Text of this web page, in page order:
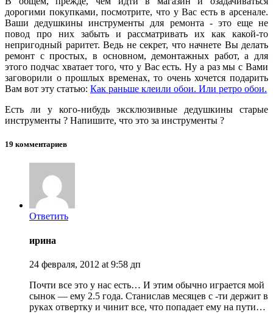
дорогими покупками, посмотрите, что у Вас есть в арсенале.
Ваши дедушкины инструменты для ремонта - это еще не
повод про них забыть и рассматривать их как какой-то
непригодный раритет. Ведь не секрет, что начнете Вы делать
ремонт с простых, в основном, демонтажных работ, а для
этого подчас хватает того, что у Вас есть. Ну а раз мы с Вами
заговорили о прошлых временах, то очень хочется подарить
Вам вот эту статью: Как раньше клеили обои. Или ретро обои.
Есть ли у кого-нибудь эксклюзивные дедушкины старые
инструменты ? Напишите, что это за инструменты ?
19 комментариев
Ответить
ирина
24 февраля, 2012 at 9:58 дп
Почти все это у нас есть… И этим обычно играется мой
сынок — ему 2.5 года. Станислав месяцев с -ти держит в
руках отвертку и чинит все, что попадает ему на пути…